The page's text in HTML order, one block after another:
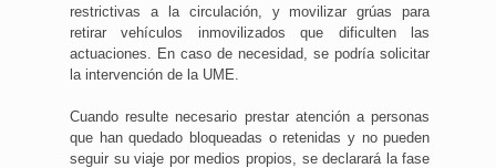
restrictivas a la circulación, y movilizar grúas para
retirar vehículos inmovilizados que dificulten las
actuaciones. En caso de necesidad, se podría solicitar
la intervención de la UME.
Cuando resulte necesario prestar atención a personas
que han quedado bloqueadas o retenidas y no pueden
seguir su viaje por medios propios, se declarará la fase